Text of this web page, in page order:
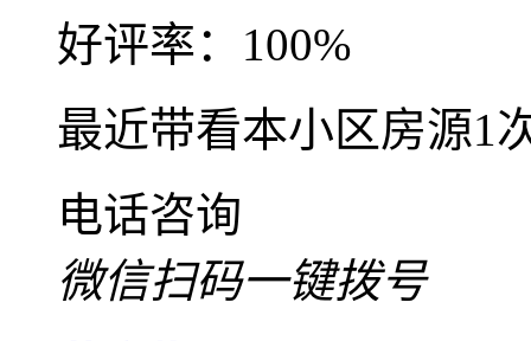
好评率：100%
最近带看本小区房源1
电话咨询
微信扫码一键拨号